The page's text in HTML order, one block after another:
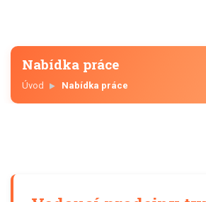
Nabídka práce
Úvod Nabídka práce